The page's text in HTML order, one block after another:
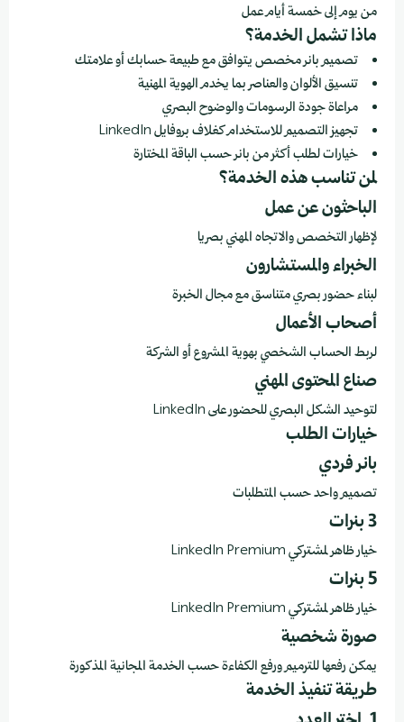
من يوم إلى خمسة أيام عمل
ماذا تشمل الخدمة؟
تصميم بانر مخصص يتوافق مع طبيعة حسابك أو علامتك
تنسيق الألوان والعناصر بما يخدم الهوية المهنية
مراعاة جودة الرسومات والوضوح البصري
تجهيز التصميم للاستخدام كغلاف بروفايل LinkedIn
خيارات لطلب أكثر من بانر حسب الباقة المختارة
لمن تناسب هذه الخدمة؟
الباحثون عن عمل
لإظهار التخصص والاتجاه المهني بصريا
الخبراء والمستشارون
لبناء حضور بصري متناسق مع مجال الخبرة
أصحاب الأعمال
لربط الحساب الشخصي بهوية المشروع أو الشركة
صناع المحتوى المهني
لتوحيد الشكل البصري للحضور على LinkedIn
خيارات الطلب
بانر فردي
تصميم واحد حسب المتطلبات
3 بنرات
خيار ظاهر لمشتركي LinkedIn Premium
5 بنرات
خيار ظاهر لمشتركي LinkedIn Premium
صورة شخصية
يمكن رفعها للترميم ورفع الكفاءة حسب الخدمة المجانية المذكورة
طريقة تنفيذ الخدمة